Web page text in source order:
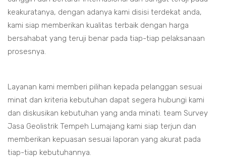
keakuratanya, dengan adanya kami disisi terdekat anda,
kami siap memberikan kualitas terbaik dengan harga
bersahabat yang teruji benar pada tiap-tiap pelaksanaan
prosesnya.
Layanan kami memberi pilihan kepada pelanggan sesuai
minat dan kriteria kebutuhan dapat segera hubungi kami
dan diskusikan kebutuhan yang anda minati. team Survey
Jasa Geolistrik Tempeh Lumajang kami siap terjun dan
memberikan kepuasan sesuai laporan yang akurat pada
tiap-tiap kebutuhannya.